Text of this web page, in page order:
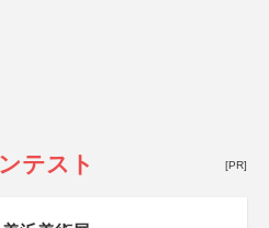
テスト [PR]